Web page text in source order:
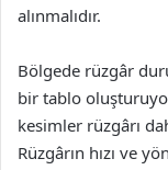
alınmalıdır.
Bölgede rüzgâr
bir tablo
kesimler rüzgârı
Rüzgârın hızı ve